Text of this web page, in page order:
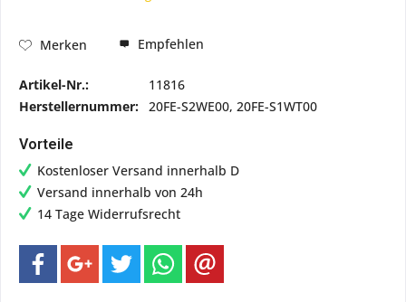
Merken Empfehlen
Artikel-Nr.:
11816
Herstellernummer: 20FE-S2WE00, 20FE-S1WT00
Vorteile
Kostenloser Versand innerhalb D
Versand innerhalb von 24h
14 Tage Widerrufsrecht